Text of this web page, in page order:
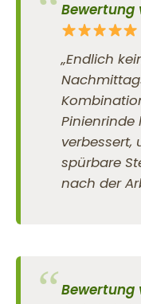
Bewertung
„Endlich
verbessert,
spürbare
nach der
Bewertung